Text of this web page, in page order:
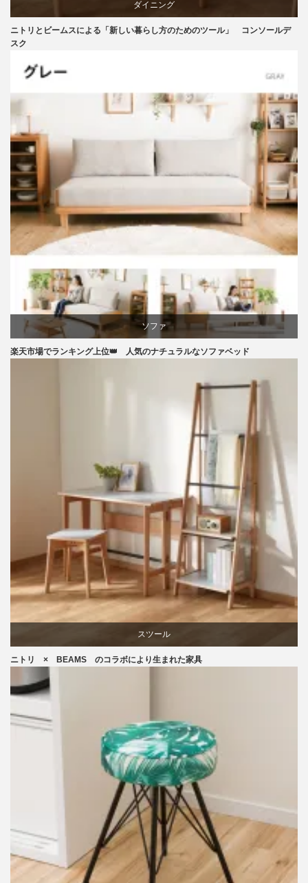
ダイニング
ビーチ
ブランディング
ニトリとビームスによる「新しい暮らし方のためのツール」 コンソールデ
スク
ソファ
楽天市場でランキング上位👑 人気のナチュラルなソファベッド
スツール
ブランディング
椅子
ニトリ × BEAMS のコラボにより生まれた家具